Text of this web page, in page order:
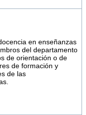
en enseñanzas
del departamento
de orientación o de
de formación y
de las